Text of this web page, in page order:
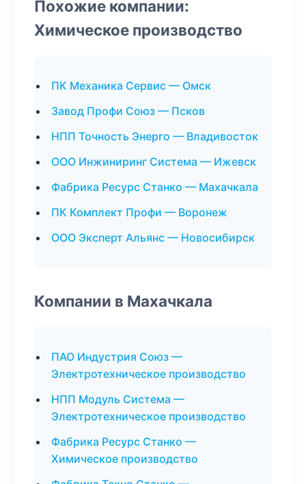
Похожие компании:
Химическое производство
ПК Механика Сервис — Омск
Завод Профи Союз — Псков
НПП Точность Энерго — Владивосток
ООО Инжиниринг Система — Ижевск
Фабрика Ресурс Станко — Махачкала
ПК Комплект Профи — Воронеж
ООО Эксперт Альянс — Новосибирск
Компании в Махачкала
ПАО Индустрия Союз —
Электротехническое производство
НПП Модуль Система —
Электротехническое производство
Фабрика Ресурс Станко —
Химическое производство